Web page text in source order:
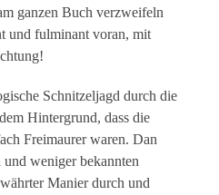
ganzen Buch verzweifeln
und fulminant voran, mit
Schnitzeljagd durch die
Hintergrund, dass die
Freimaurer waren. Dan
weniger bekannten
Manier durch und